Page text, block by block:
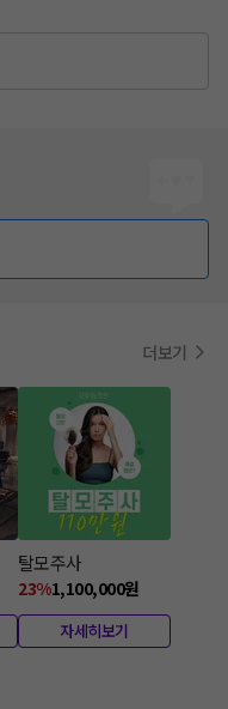
더보기
탈모주사
23%1,100,000원
자세히보기